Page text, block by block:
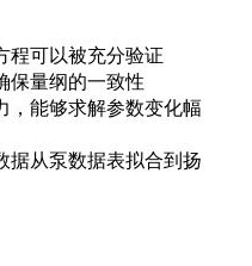
程可以被充分验证
保量纲的一致性
，能够求解参数变化幅
据从泵数据表拟合到扬